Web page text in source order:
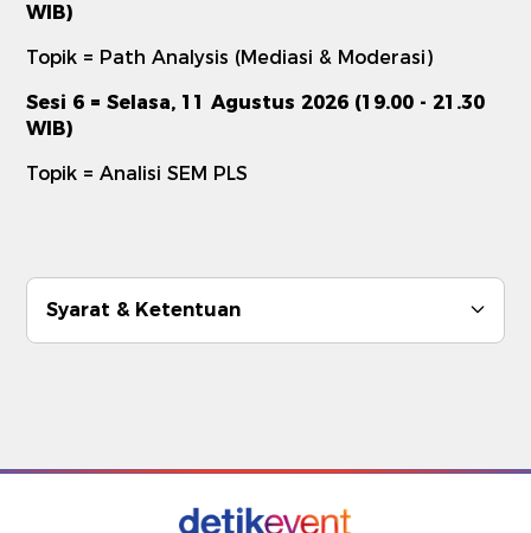
WIB)
Topik = Path Analysis (Mediasi & Moderasi)
Sesi 6 = Selasa, 11 Agustus 2026 (19.00 - 21.30
WIB)
Topik = Analisi SEM PLS
Syarat & Ketentuan